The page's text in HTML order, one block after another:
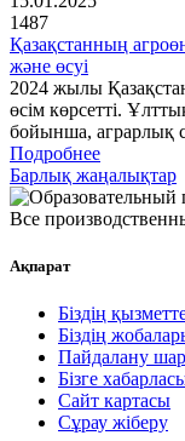
1487
Қазақстанның
және өсуі
2024 жылы
өсім көрсетті.
бойынша, аграрлық
Подробнее
Барлық жаңалықтар
Все
Ақпарат
Біздің
Біздің
Пайдалану
Бізге
Сайт картасы
Сұрау жіберу